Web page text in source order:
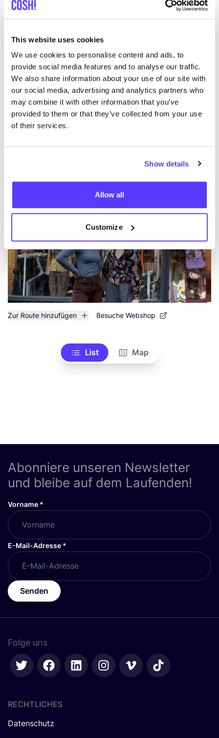
This website uses cookies
We use cookies to personalise content and ads, to
provide social media features and to analyse our traffic.
We also share information about your use of our site with
our social media, advertising and analytics partners who
may combine it with other information that you’ve
provided to them or that they’ve collected from your use
of their services.
Show details
Allow all
Customize
Nieuwe Binnenweg 50, Rotterdam
like
Zur Route hinzufügen Besuche Webshop
List Map
Abonniere unseren Newsletter
und bleibe auf dem Laufenden!
Vorname *
E-Mail-Adresse *
Senden
Folge uns
RECHTLICHES
Datenschutz